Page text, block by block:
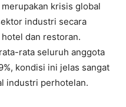
krisis global
industri secara
dan restoran.
rata seluruh anggota
kondisi ini jelas sangat
industri perhotelan.